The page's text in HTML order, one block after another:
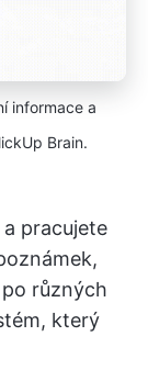
informace a
Brain.
pracujete
různých
který